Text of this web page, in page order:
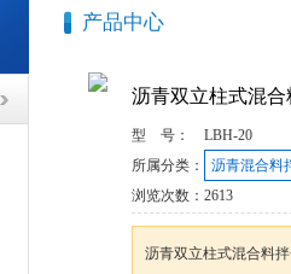
产品中心
沥青双立柱式混
型 号：
LBH-20
所属分类：
沥青混合料
浏览次数： 2613
沥青双立柱式混合料